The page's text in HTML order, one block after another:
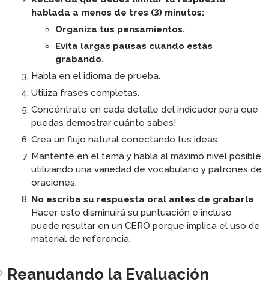
hablada a menos de tres (3) minutos:
Organiza tus pensamientos.
Evita largas pausas cuando estás
grabando.
Habla en el idioma de prueba.
Utiliza frases completas.
Concéntrate en cada detalle del indicador para que
puedas demostrar cuánto sabes!
Crea un flujo natural conectando tus ideas.
Mantente en el tema y habla al máximo nivel posible
utilizando una variedad de vocabulario y patrones de
oraciones.
No escriba su respuesta oral antes de grabarla.
Hacer esto disminuirá su puntuación e incluso
puede resultar en un CERO porque implica el uso de
material de referencia.
Reanudando la Evaluación